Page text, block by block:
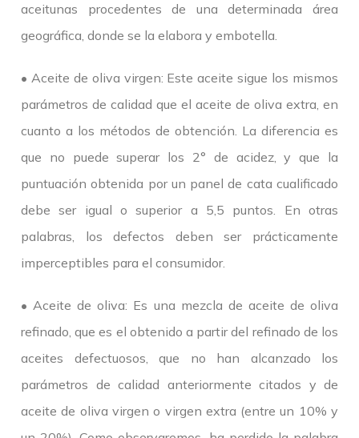
aceitunas procedentes de una determinada área
geográfica, donde se la elabora y embotella.
• Aceite de oliva virgen: Este aceite sigue los mismos
parámetros de calidad que el aceite de oliva extra, en
cuanto a los métodos de obtención. La diferencia es
que no puede superar los 2° de acidez, y que la
puntuación obtenida por un panel de cata cualificado
debe ser igual o superior a 5,5 puntos. En otras
palabras, los defectos deben ser prácticamente
imperceptibles para el consumidor.
• Aceite de oliva: Es una mezcla de aceite de oliva
refinado, que es el obtenido a partir del refinado de los
aceites defectuosos, que no han alcanzado los
parámetros de calidad anteriormente citados y de
aceite de oliva virgen o virgen extra (entre un 10% y